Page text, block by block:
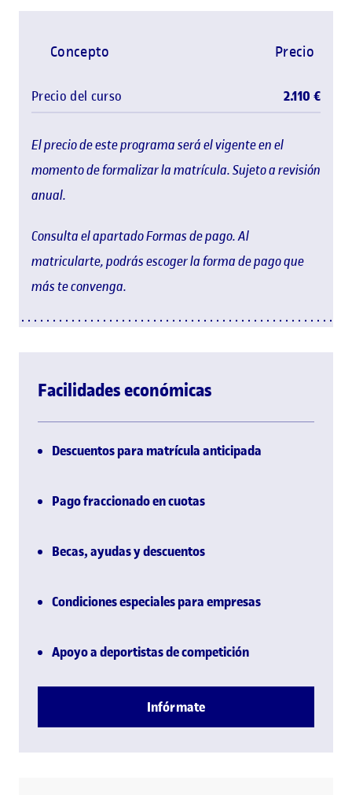
El precio de este programa será el vigente en el
momento de formalizar la matrícula. Sujeto a revisión
anual.
Consulta el apartado Formas de pago. Al
matricularte, podrás escoger la forma de pago que
más te convenga.
Concepto Precio
Precio del curso 2.110 €
Facilidades económicas
Descuentos para matrícula anticipada
Pago fraccionado en cuotas
Becas, ayudas y descuentos
Condiciones especiales para empresas
Apoyo a deportistas de competición
Infórmate